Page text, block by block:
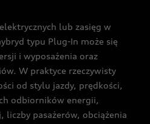
lub zasięg w
typu Plug-In może się
i wyposażenia oraz
W praktyce rzeczywisty
od stylu jazdy, prędkości,
odbiorników energii,
pasażerów, obciążenia